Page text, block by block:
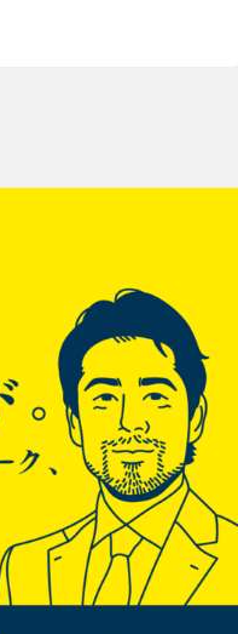
い今日この頃なの
エリです。
スクが壊れた、ネット
ョン用ユーザのIDとパ
複している
エラーの主な原因
が主に重複エラーが多
定値はだいたいこんな
bin log-bin-
server-id = 133
relay-
ignore-
binlog-
info-repository=TABLE